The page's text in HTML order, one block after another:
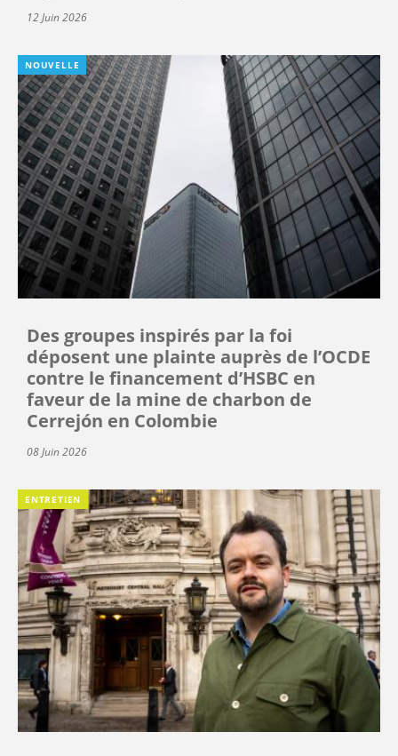
12 Juin 2026
NOUVELLE
Des groupes inspirés par la foi
déposent une plainte auprès de l’OCDE
contre le financement d’HSBC en
faveur de la mine de charbon de
Cerrejón en Colombie
08 Juin 2026
ENTRETIEN